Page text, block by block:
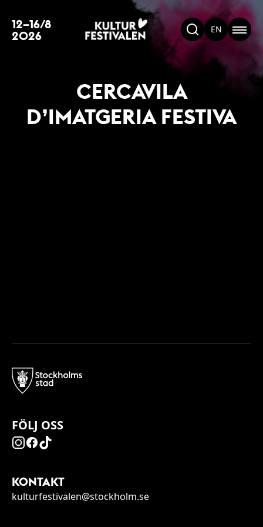
12–16/8
2026 EN
CERCAVILA
D’IMATGERIA FESTIVA
FÖLJ OSS
KONTAKT
kulturfestivalen@stockholm.se